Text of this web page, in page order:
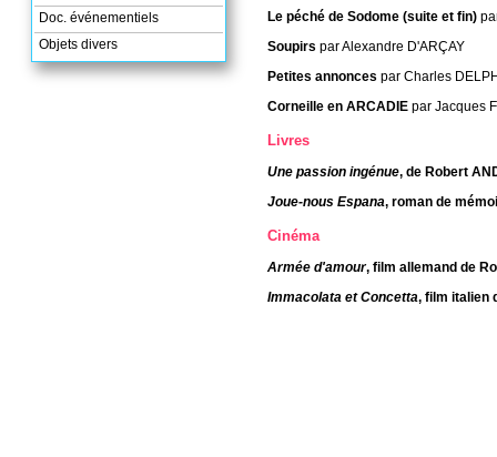
Le péché de Sodome (suite et fin)
Soupirs par Alexandre D'ARÇAY
Petites annonces par Charles
Corneille en ARCADIE par Jacques
Livres
Une passion ingénue, de Robert
Joue-nous Espana, roman de
Cinéma
Armée d'amour, film allemand de
Immacolata et Concetta, film italien
Doc. événementiels
Objets divers